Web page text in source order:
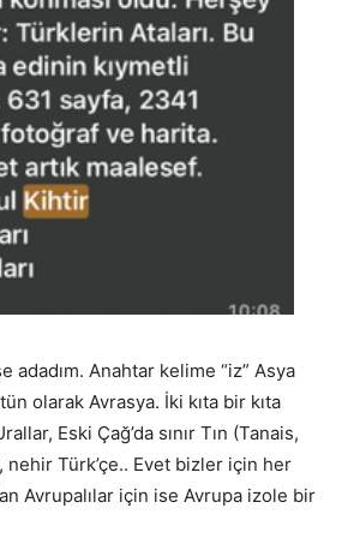
adadım. Anahtar kelime “iz” Asya
olarak Avrasya. İki kıta bir kıta
Eski Çağ’da sınır Tın (Tanais,
nehir Türk’çe.. Evet bizler için her
Avrupalılar için ise Avrupa izole bir